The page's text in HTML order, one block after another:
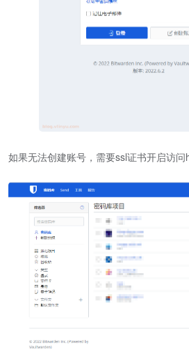
如果无法创建账号，需要ssl证书开启访问